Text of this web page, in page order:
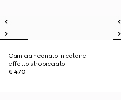
Camicia neonato in cotone
effetto stropicciato
€ 470